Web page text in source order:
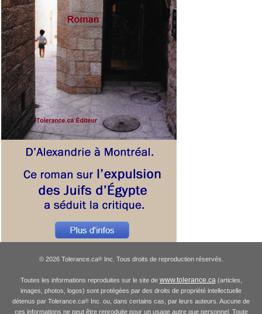
© 2026 Tolerance.ca®Inc. Tous droits de reproduction réservés.
Toutes les informations reproduites sur le site de www.tolerance.ca(articles,
images, photos, logos) sont protégées par des droits de propriété intellectuelle
détenus par Tolerance.ca® Inc. ou, dans certains cas, par leurs auteurs. Aucune de
ces informations ne peut être reproduite pour un usage autre que personnel. Toute